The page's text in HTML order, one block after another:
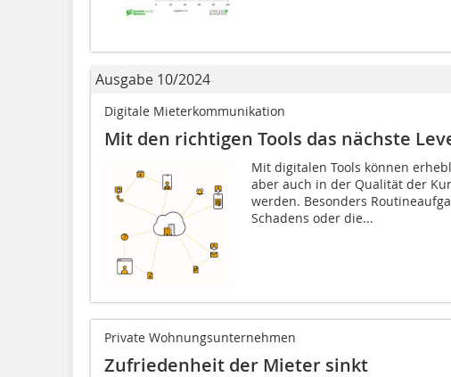
Ausgabe 10/2024
Digitale Mieterkommunikation
Mit den richtigen Tools das nächste
Mit digitalen Tools können
aber auch in der Qualität der
werden. Besonders
Schadens oder die...
Private Wohnungsunternehmen
Zufriedenheit der Mieter sinkt